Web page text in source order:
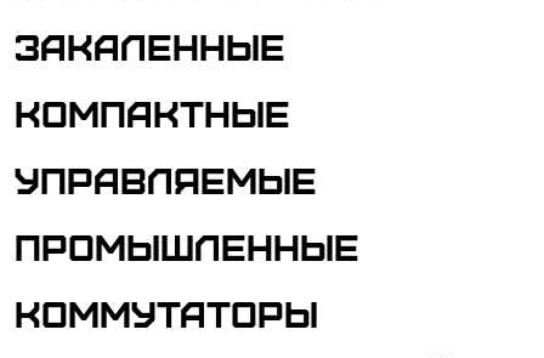
закаленные
компактные
управляемые
промышленные
коммутаторы